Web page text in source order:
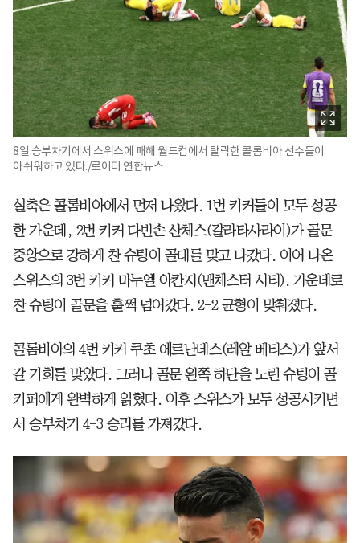
8일 승부차기에서 스위스에 패해 월드컵에서 탈락한 콜롬비아 선수들이
아쉬워하고 있다./로이터 연합뉴스
실축은 콜롬비아에서 먼저 나왔다. 1번 키커들이 모두 성공
한 가운데, 2번 키커 다빈손 산체스(갈라타사라이)가 골문
중앙으로 강하게 찬 슈팅이 골대를 맞고 나갔다. 이어 나온
스위스의 3번 키커 마누엘 아칸지(맨체스터 시티). 가운데로
찬 슈팅이 골문을 훌쩍 넘어갔다. 2-2 균형이 맞춰졌다.
콜롬비아의 4번 키커 쿠초 에르난데스(레알 베티스)가 앞서
갈 기회를 맞았다. 그러나 골문 왼쪽 하단을 노린 슈팅이 골
키퍼에게 완벽하게 읽혔다. 이후 스위스가 모두 성공시키면
서 승부차기 4-3 승리를 가져갔다.